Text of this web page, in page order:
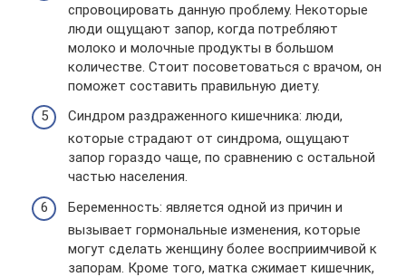
спровоцировать данную проблему. Некоторые
люди ощущают запор, когда потребляют
молоко и молочные продукты в большом
количестве. Стоит посоветоваться с врачом, он
поможет составить правильную диету.
Синдром раздраженного кишечника: люди,
которые страдают от синдрома, ощущают
запор гораздо чаще, по сравнению с остальной
частью населения.
Беременность: является одной из причин и
вызывает гормональные изменения, которые
могут сделать женщину более восприимчивой к
запорам. Кроме того, матка сжимает кишечник,